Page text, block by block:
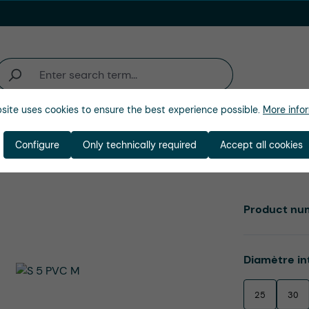
Entreprise
Select
Diamètre
25 30
Product
uses cookies to ensure the best experience possible. More
Only technically required
Configure Accept all cookies